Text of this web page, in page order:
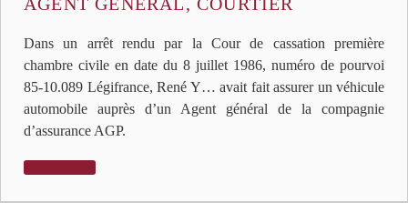
Dans un arrêt rendu par la Cour de cassation première
chambre civile en date du 8 juillet 1986, numéro de pourvoi
85-10.089 Légifrance, René Y… avait fait assurer un véhicule
automobile auprès d’un Agent général de la compagnie
d’assurance AGP.